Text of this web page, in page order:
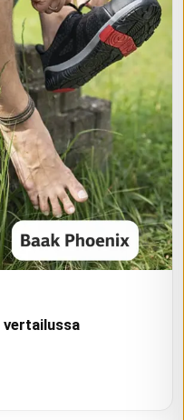
vertailussa